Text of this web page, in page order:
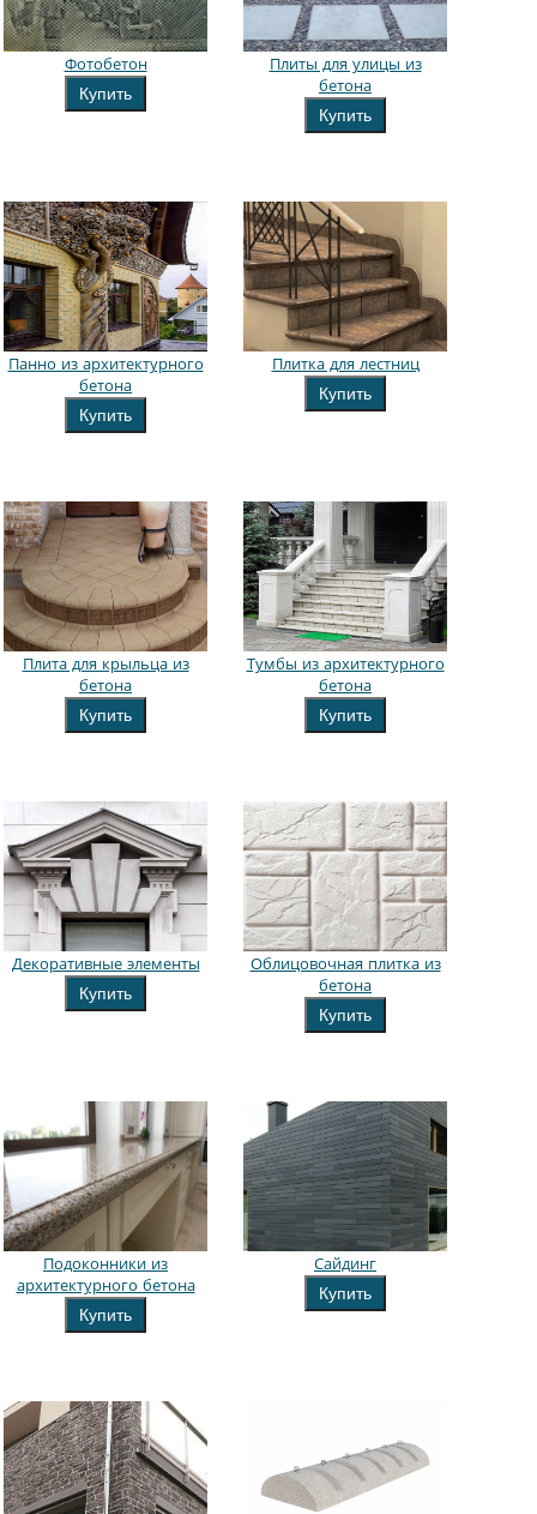
Фотобетон
Купить
Плиты для улицы из
бетона
Купить
Панно из архитектурного
бетона
Купить
Плитка для лестниц
Купить
Плита для крыльца из
бетона
Купить
Тумбы из архитектурного
бетона
Купить
Декоративные элементы
Купить
Облицовочная плитка из
бетона
Купить
Подоконники из
архитектурного бетона
Купить
Сайдинг
Купить